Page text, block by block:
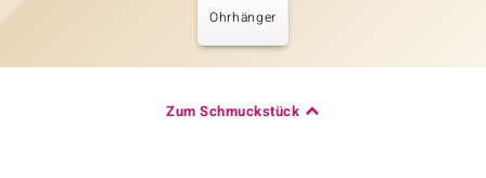
Ohrhänger
Zum Schmuckstück